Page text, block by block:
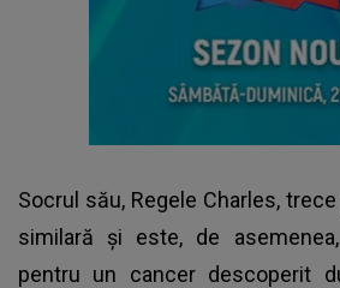
Socrul său, Regele Charles,
similară şi este, de
pentru un cancer descoperit